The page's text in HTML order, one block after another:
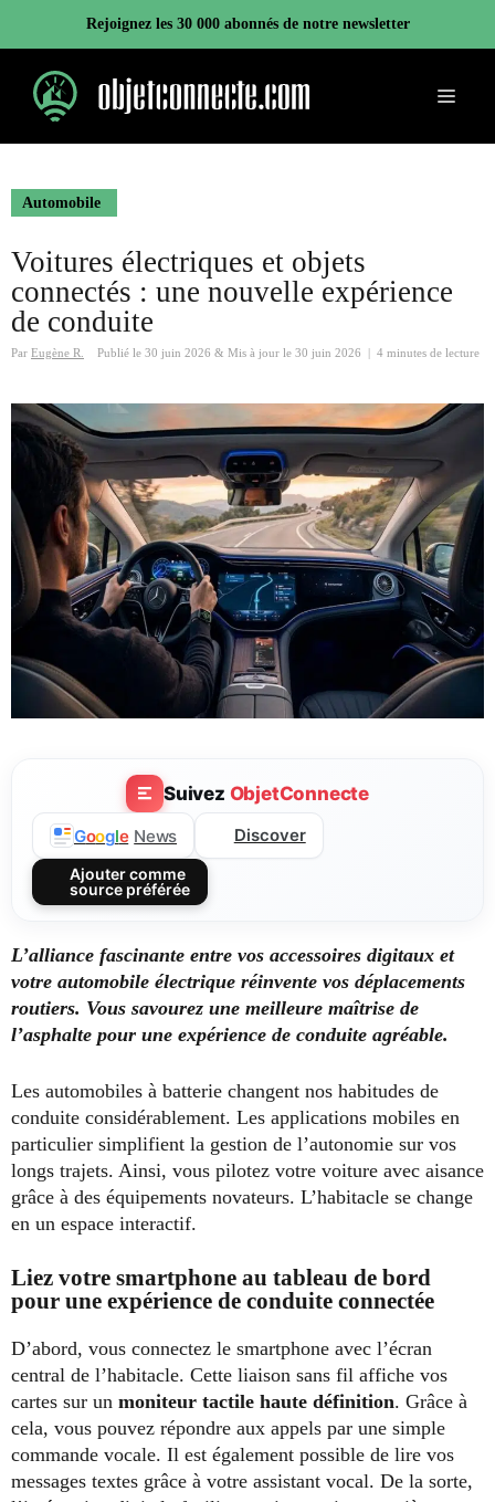
contenu
Rejoignez les 30 000 abonnés de notre newsletter
Menu
Automobile
Voitures électriques et objets
connectés : une nouvelle expérience
de conduite
Par Eugène R. Publié le 30 juin 2026 & Mis à jour le 30 juin 2026 4 minutes de lecture
Suivez ObjetConnecte
Google News Discover
Ajouter comme
source préférée
L’alliance fascinante entre vos accessoires digitaux et
votre automobile électrique réinvente vos déplacements
routiers. Vous savourez une meilleure maîtrise de
l’asphalte pour une expérience de conduite agréable.
Les automobiles à batterie changent nos habitudes de
conduite considérablement. Les applications mobiles en
particulier simplifient la gestion de l’autonomie sur vos
longs trajets. Ainsi, vous pilotez votre voiture avec aisance
grâce à des équipements novateurs. L’habitacle se change
en un espace interactif.
Liez votre smartphone au tableau de bord
pour une expérience de conduite connectée
D’abord, vous connectez le smartphone avec l’écran
central de l’habitacle. Cette liaison sans fil affiche vos
cartes sur un moniteur tactile haute définition. Grâce à
cela, vous pouvez répondre aux appels par une simple
commande vocale. Il est également possible de lire vos
messages textes grâce à votre assistant vocal. De la sorte,